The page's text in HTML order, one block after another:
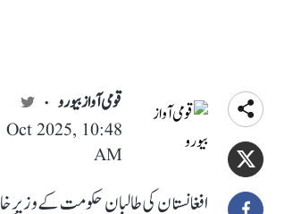
قومی آواز بیورو
2025, 10:48
AM
افغانستان کی طالبان حکومت کے وزیرِ